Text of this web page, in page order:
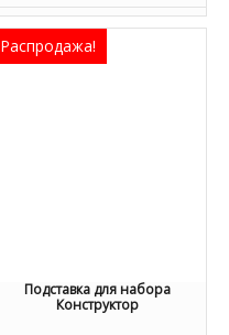
Распродажа!
Подставка для набора
Конструктор